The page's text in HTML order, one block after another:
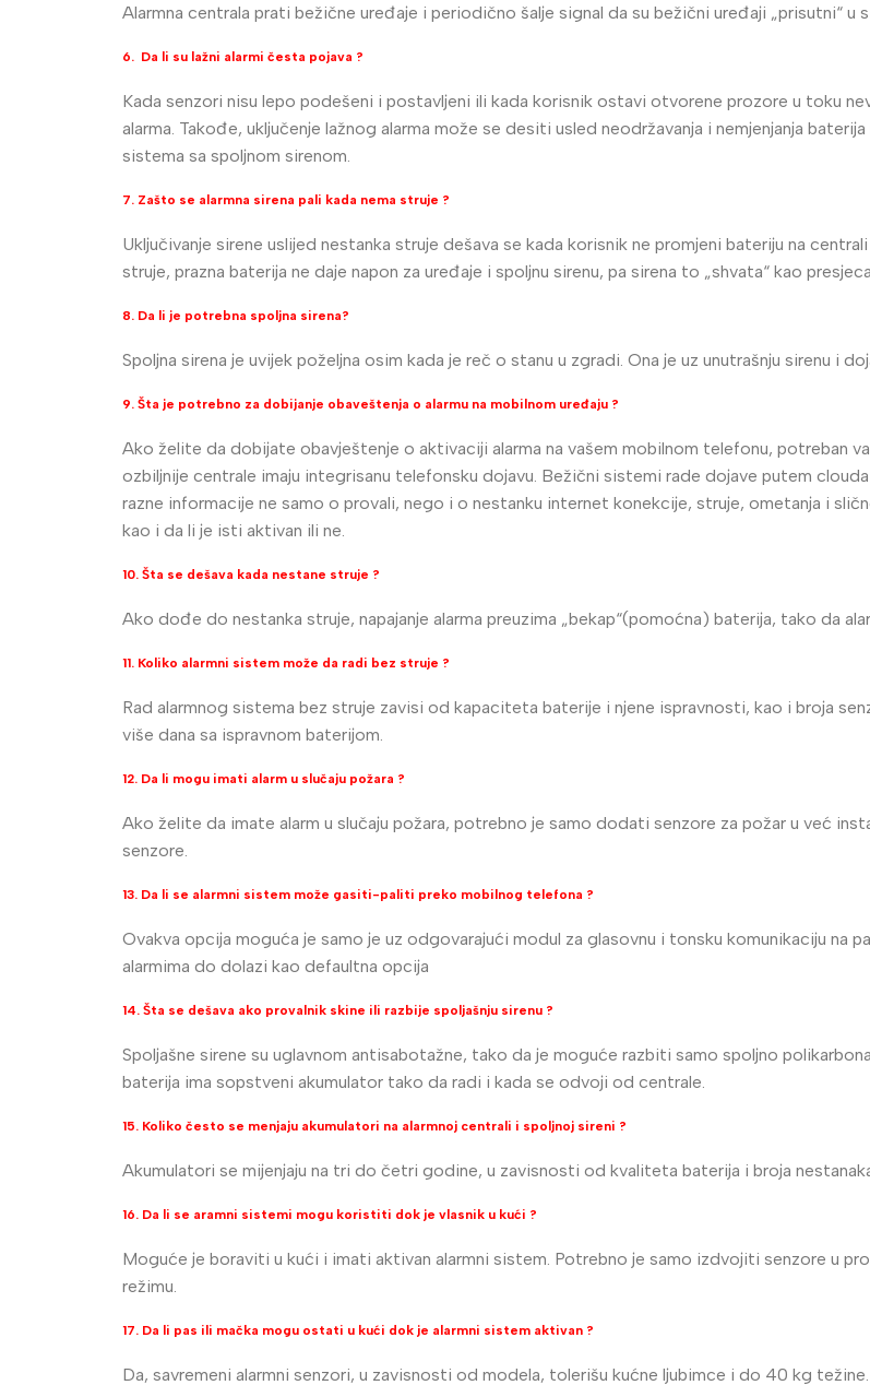
Alarmna centrala prati bežične uređaje i periodično šalje signal da su bežični uređaji „prisutni“ u
6. Da li su lažni alarmi česta pojava ?
Kada senzori nisu lepo podešeni i postavljeni ili kada korisnik ostavi otvorene prozore u toku
alarma. Takođe, uključenje lažnog alarma može se desiti usled neodržavanja i nemjenjanja
sistema sa spoljnom sirenom.
7. Zašto se alarmna sirena pali kada nema struje ?
Uključivanje sirene uslijed nestanka struje dešava se kada korisnik ne promjeni bateriju na
struje, prazna baterija ne daje napon za uređaje i spoljnu sirenu, pa sirena to „shvata“ kao
8. Da li je potrebna spoljna sirena?
Spoljna sirena je uvijek poželjna osim kada je reč o stanu u zgradi. Ona je uz unutrašnju sirenu i
9. Šta je potrebno za dobijanje obaveštenja o alarmu na mobilnom uređaju ?
Ako želite da dobijate obavještenje o aktivaciji alarma na vašem mobilnom telefonu, potreban
ozbiljnije centrale imaju integrisanu telefonsku dojavu. Bežični sistemi rade dojave putem
razne informacije ne samo o provali, nego i o nestanku internet konekcije, struje, ometanja i
kao i da li je isti aktivan ili ne.
10. Šta se dešava kada nestane struje ?
Ako dođe do nestanka struje, napajanje alarma preuzima „bekap“(pomoćna) baterija, tako da
11. Koliko alarmni sistem može da radi bez struje ?
Rad alarmnog sistema bez struje zavisi od kapaciteta baterije i njene ispravnosti, kao i broja
više dana sa ispravnom baterijom.
12. Da li mogu imati alarm u slučaju požara ?
Ako želite da imate alarm u slučaju požara, potrebno je samo dodati senzore za požar u već
senzore.
13. Da li se alarmni sistem može gasiti-paliti preko mobilnog telefona ?
Ovakva opcija moguća je samo je uz odgovarajući modul za glasovnu i tonsku komunikaciju na
alarmima do dolazi kao defaultna opcija
14. Šta se dešava ako provalnik skine ili razbije spoljašnju sirenu ?
Spoljašne sirene su uglavnom antisabotažne, tako da je moguće razbiti samo spoljno
baterija ima sopstveni akumulator tako da radi i kada se odvoji od centrale.
15. Koliko često se menjaju akumulatori na alarmnoj centrali i spoljnoj sireni ?
Akumulatori se mijenjaju na tri do četri godine, u zavisnosti od kvaliteta baterija i broja
16. Da li se aramni sistemi mogu koristiti dok je vlasnik u kući ?
Moguće je boraviti u kući i imati aktivan alarmni sistem. Potrebno je samo izdvojiti senzore u
režimu.
17. Da li pas ili mačka mogu ostati u kući dok je alarmni sistem aktivan ?
Da, savremeni alarmni senzori, u zavisnosti od modela, tolerišu kućne ljubimce i do 40 kg težine.